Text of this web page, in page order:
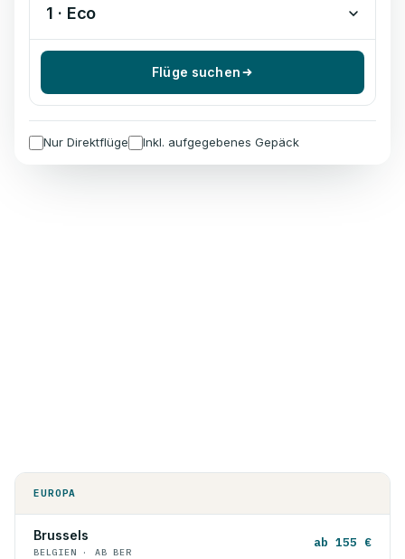
1 · Eco
Flüge suchen
Nur Direktflüge Inkl. aufgegebenes Gepäck
EUROPA
Brussels
BELGIEN · AB BER
ab 155 €